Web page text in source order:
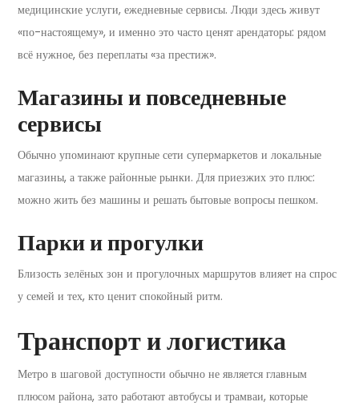
медицинские услуги, ежедневные сервисы. Люди здесь живут
«по-настоящему», и именно это часто ценят арендаторы: рядом
всё нужное, без переплаты «за престиж».
Магазины и повседневные
сервисы
Обычно упоминают крупные сети супермаркетов и локальные
магазины, а также районные рынки. Для приезжих это плюс:
можно жить без машины и решать бытовые вопросы пешком.
Парки и прогулки
Близость зелёных зон и прогулочных маршрутов влияет на спрос
у семей и тех, кто ценит спокойный ритм.
Транспорт и логистика
Метро в шаговой доступности обычно не является главным
плюсом района, зато работают автобусы и трамваи, которые